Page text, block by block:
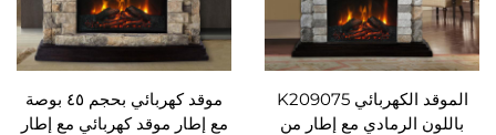
الموقد الكهربائي K209075
مع إطار من
موقد كهربائي بحجم ٤٥ بوصة
مع إطار موقد كهربائي مع إطار